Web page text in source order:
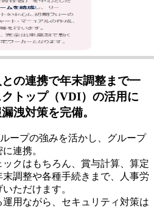
の連携で年末調整まで一
トップ（VDI）の活用に
洩対策を完備。
ープの強みを活かし、グループ
連携。
クはもちろん、賞与計算、算定
調整や各種手続きまで、人事労
ただけます。
用ながら、セキュリティ対策は